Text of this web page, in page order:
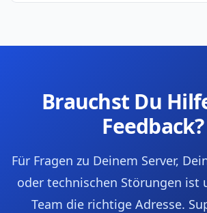
Brauchst Du
Feedback?
Für Fragen zu Deinem Server,
oder technischen Störungen ist
Team die richtige Adresse.